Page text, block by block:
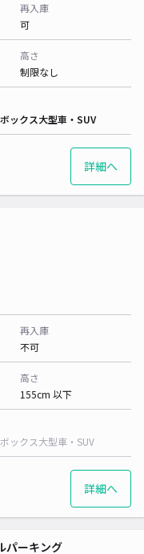
再入庫
可
高さ
制限なし
ックス大型車・SUV
詳細へ
再入庫
不可
高さ
155cm 以下
ックス大型車・SUV
詳細へ
パーキング